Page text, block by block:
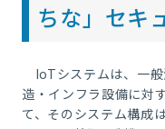
ちな」セキ
IoTシステムは、一般
造・インフラ設備に対
て、そのシステム構成